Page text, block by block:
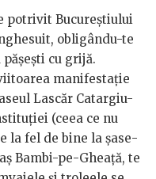
potrivit Bucureștiului
obligându-te
cu grijă.
manifestație
Lascăr Catargiu-
(ceea ce nu
la fel de bine la șase-
Bambi-pe-Gheață, te